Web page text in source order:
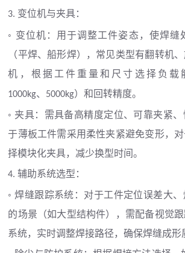
3. 变位机与夹具：
◦ 变位机：用于调整工件姿态，使焊缝
（平焊、船形焊），常见类型有翻转机
机，根据工件重量和尺寸选择负载
1000kg、 5000kg）和回转精度。
◦ 夹具：需具备高精度定位、可靠夹紧
于薄板工件需采用柔性夹紧避免变形，
择模块化夹具，减少换型时间。
4.辅助系统选型：
◦ 焊缝跟踪系统：对于工件定位误差大
的场景（如大型结构件），需配备视觉
系统，实时调整焊接路径，确保焊缝成形